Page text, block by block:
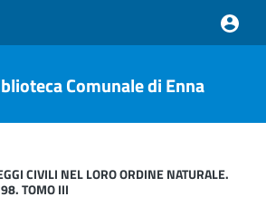
navigazioneComunale di Enna
CIVILI NEL LORO ORDINE NATURALE.
TOMO III